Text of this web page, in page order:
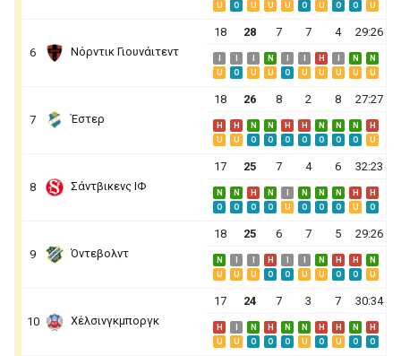
U
O U U U O U O O U
6 Νόρντικ Γιουνάιτεντ
18 28 7 7 4 29:26
N H N
N
U
O U U O U U U U U
7 Έστερ
18 26 8 2 8 27:27
H H N N H H N N N
H
U
U O O O O O O O U
8 Σάντβικενς ΙΦ
17 25 7 4 6 32:23
N N H N N N N H
H
O
O O O U O O O U O
9 Όντεβολντ
18 25 6 7 5 29:26
N H N H H
N
U
U U O O U U O O U
10 Χέλσινγκμποργκ
17 24 7 3 7 30:34
H N H N N H H N
H
U
U O O O U O U O O